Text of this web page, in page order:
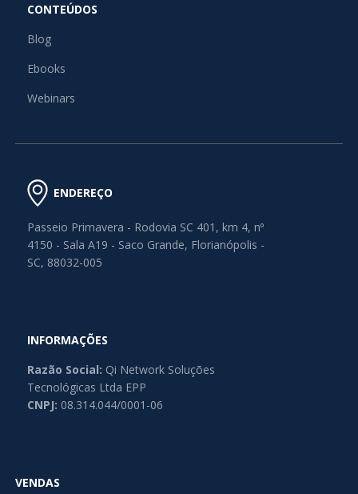
CONTEÚDOS
Blog
Ebooks
Webinars
ENDEREÇO
Passeio Primavera - Rodovia SC 401, km 4, nº
4150 - Sala A19 - Saco Grande, Florianópolis -
SC, 88032-005
INFORMAÇÕES
Razão Social: Qi Network Soluções
Tecnológicas Ltda EPP
CNPJ: 08.314.044/0001-06
VENDAS